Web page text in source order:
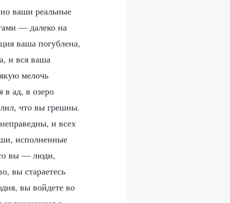
ваши реальные
— далеко на
ваша погублена,
и вся ваша
мелочь
в ад, в озеро
что вы грешны.
и всех
исполненные
вы — люди,
вы стараетесь
вы войдете во